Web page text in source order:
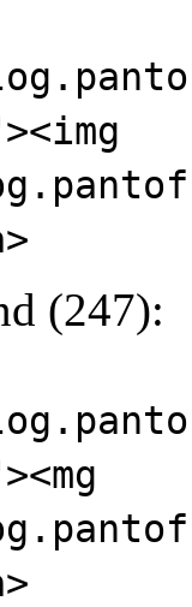
(247):